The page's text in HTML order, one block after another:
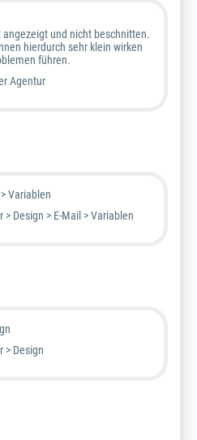
und nicht beschnitten.
hierdurch sehr klein wirken
führen.
Agentur
Variablen
> Design > E-Mail > Variablen
> Design